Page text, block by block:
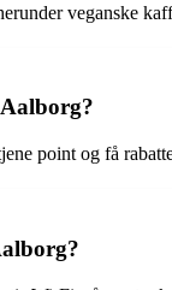
veganske
point og få